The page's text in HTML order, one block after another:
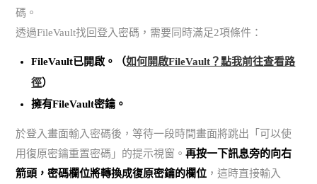
碼。
透過FileVault找回登入密碼，需要同時滿足2項條件：
FileVault已開啟。（如何開啟FileVault？點我前往查看路
徑）
擁有FileVault密鑰。
於登入畫面輸入密碼後，等待一段時間畫面將跳出「可以使
用復原密鑰重置密碼」的提示視窗。再按一下訊息旁的向右
箭頭，密碼欄位將轉換成復原密鑰的欄位 ，這時直接輸入